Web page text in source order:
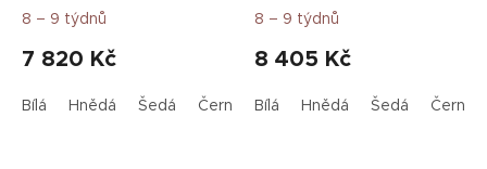
8 – 9 týdnů
7 820 Kč
Bílá Hnědá Šedá Černá Cappuccino
8 – 9 týdnů
8 405 Kč
Bílá Hnědá Šedá Černá